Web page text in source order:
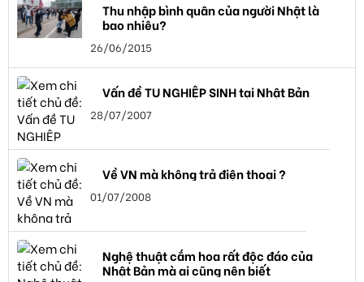
Thu nhập bình quân của người Nhật là
bao nhiêu?
26/06/2015
Vấn đề TU NGHIỆP SINH tại Nhật Bản
28/07/2007
Về VN mà không trả điện thoại ?
01/07/2008
Nghệ thuật cắm hoa rất độc đáo của
Nhật Bản mà ai cũng nên biết